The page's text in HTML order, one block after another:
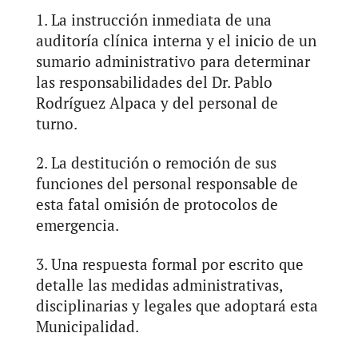
La instrucción inmediata de una
auditoría clínica interna y el inicio de un
sumario administrativo para determinar
las responsabilidades del Dr. Pablo
Rodríguez Alpaca y del personal de
turno.
La destitución o remoción de sus
funciones del personal responsable de
esta fatal omisión de protocolos de
emergencia.
Una respuesta formal por escrito que
detalle las medidas administrativas,
disciplinarias y legales que adoptará esta
Municipalidad.